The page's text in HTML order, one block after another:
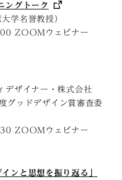
ングトーク
学名誉教授）
ZOOMウェビナー
デザイナー・株式会社
ッドデザイン賞審査委
ZOOMウェビナー
ンと思想を振り返る」